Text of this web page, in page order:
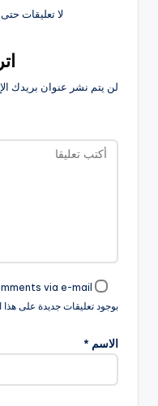
لا تعليقات حتى
لن يتم نشر عنوان بريدك
بوجود تعليقات جديدة على
الاسم *